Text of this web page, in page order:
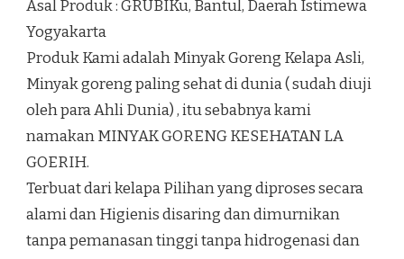
Asal Produk : GRUBIKu, Bantul, Daerah Istimewa
Yogyakarta
Produk Kami adalah Minyak Goreng Kelapa Asli,
Minyak goreng paling sehat di dunia ( sudah diuji
oleh para Ahli Dunia) , itu sebabnya kami
namakan MINYAK GORENG KESEHATAN LA
GOERIH.
Terbuat dari kelapa Pilihan yang diproses secara
alami dan Higienis disaring dan dimurnikan
tanpa pemanasan tinggi tanpa hidrogenasi dan